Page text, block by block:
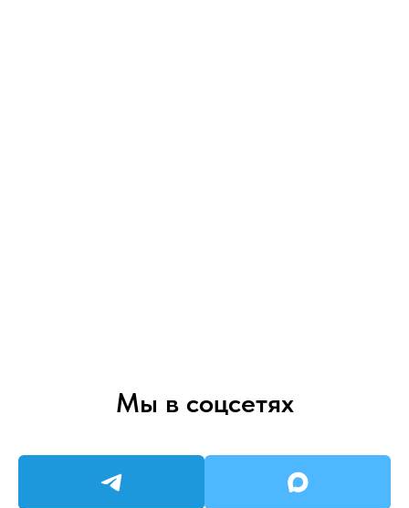
Мы в соцсетях